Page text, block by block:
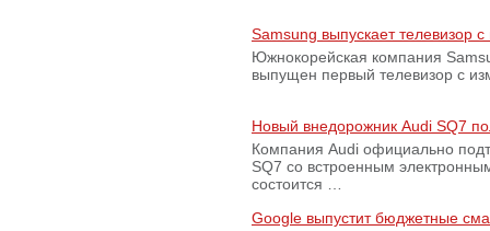
Samsung выпускает телевизор
Южнокорейская компания
выпущен первый телевизор с
Новый внедорожник Audi SQ7
Компания Audi официально
SQ7 со встроенным
состоится …
Google выпустит бюджетные